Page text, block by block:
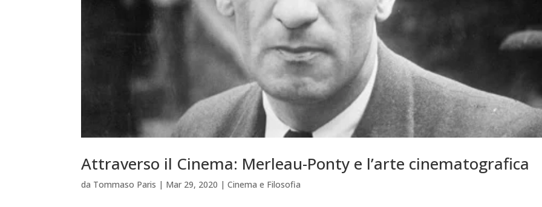
Attraverso il Cinema: Merleau-Ponty e l’arte cinematografica
da Tommaso Paris | Mar 29, 2020 |Cinema e Filosofia